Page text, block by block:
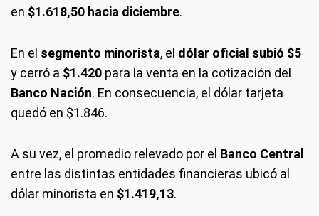
en $1.618,50 hacia diciembre.
En el segmento minorista, el dólar oficial subió $5
y cerró a $1.420 para la venta en la cotización del
Banco Nación. En consecuencia, el dólar tarjeta
quedó en $1.846.
A su vez, el promedio relevado por el Banco Central
entre las distintas entidades financieras ubicó al
dólar minorista en $1.419,13.